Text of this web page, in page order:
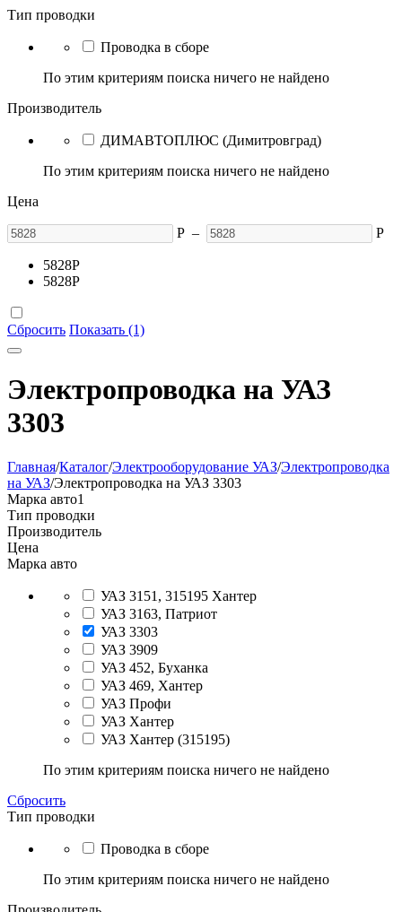
Тип проводки
Проводка в сборе
По этим критериям поиска ничего не найдено
Производитель
ДИМАВТОПЛЮС (Димитровград)
По этим критериям поиска ничего не найдено
Цена
Р – Р
5828Р
5828Р
Сбросить Показать (1)
Электропроводка на УАЗ
3303
Главная/Каталог/Электрооборудование УАЗ/Электропроводка
на УАЗ/Электропроводка на УАЗ 3303
Марка авто1
Тип проводки
Производитель
Цена
Марка авто
УАЗ 3151, 315195 Хантер
УАЗ 3163, Патриот
УАЗ 3303
УАЗ 3909
УАЗ 452, Буханка
УАЗ 469, Хантер
УАЗ Профи
УАЗ Хантер
УАЗ Хантер (315195)
По этим критериям поиска ничего не найдено
Сбросить
Тип проводки
Проводка в сборе
По этим критериям поиска ничего не найдено